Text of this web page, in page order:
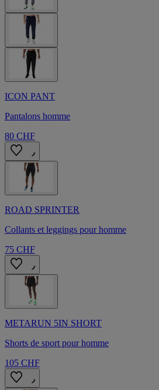
ICON PANT
Pantalons homme
80 CHF
ROAD SPRINTER
Collants et leggings pour homme
75 CHF
METARUN 5IN SHORT
Shorts de sport pour homme
105 CHF